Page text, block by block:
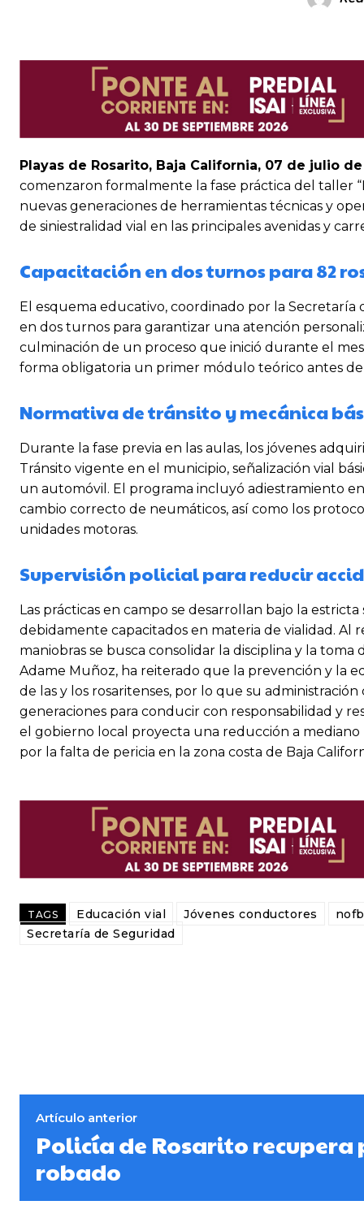
Playas de Rosarito, Baja California, 07 de julio
comenzaron formalmente la fase práctica del taller
nuevas generaciones de herramientas técnicas y
de siniestralidad vial en las principales avenidas y
Capacitación en dos turnos para 82
El esquema educativo, coordinado por la Secretaría
en dos turnos para garantizar una atención
culminación de un proceso que inició durante el
forma obligatoria un primer módulo teórico antes
Normativa de tránsito y mecánica
Durante la fase previa en las aulas, los jóvenes
Tránsito vigente en el municipio, señalización vial
un automóvil. El programa incluyó adiestramiento
cambio correcto de neumáticos, así como los
unidades motoras.
Supervisión policial para reducir
Las prácticas en campo se desarrollan bajo la
debidamente capacitados en materia de vialidad. Al
maniobras se busca consolidar la disciplina y la
Adame Muñoz, ha reiterado que la prevención y la
de las y los rosaritenses, por lo que su
generaciones para conducir con responsabilidad y
el gobierno local proyecta una reducción a
por la falta de pericia en la zona costa de Baja
TAGS Educación vial Jóvenes conductores
nofb
Secretaría de Seguridad
Artículo anterior
Policía de Rosarito recupera
robado